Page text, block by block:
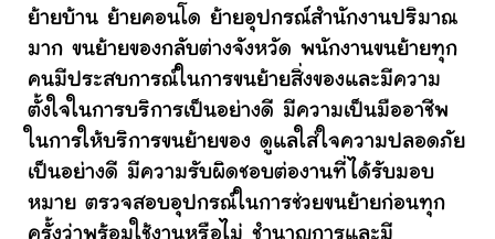
ย้ายบ้าน ย้ายคอนโด ย้ายอุปกรณ์สำนักงานปริมาณ
มาก ขนย้ายของกลับต่างจังหวัด พนักงานขนย้ายทุก
คนมีประสบการณ์ในการขนย้ายสิ่งของและมีความ
ตั้งใจในการบริการเป็นอย่างดี มีความเป็นมืออาชีพ
ในการให้บริการขนย้ายของ ดูแลใส่ใจความปลอดภัย
เป็นอย่างดี มีความรับผิดชอบต่องานที่ได้รับมอบ
หมาย ตรวจสอบอุปกรณ์ในการช่วยขนย้ายก่อนทุก